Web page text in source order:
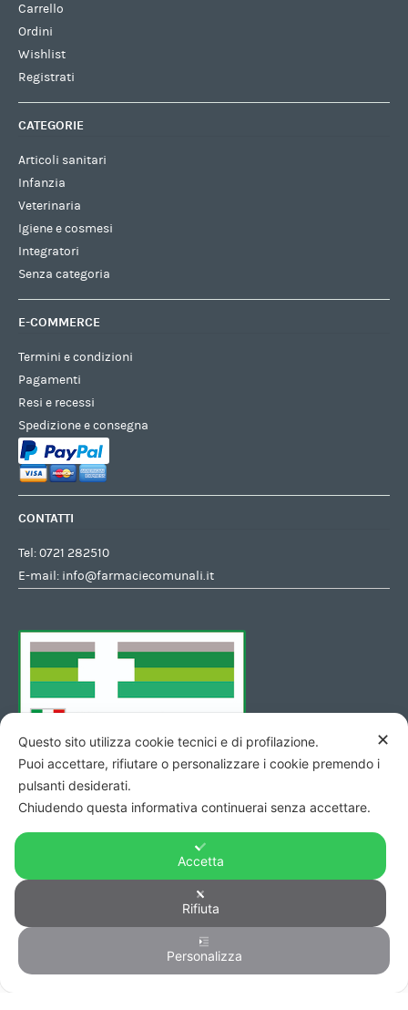
Carrello
Ordini
Wishlist
Registrati
CATEGORIE
Articoli sanitari
Infanzia
Veterinaria
Igiene e cosmesi
Integratori
Senza categoria
E-COMMERCE
Termini e condizioni
Pagamenti
Resi e recessi
Spedizione e consegna
CONTATTI
Tel:0721 282510
E-mail: info@farmaciecomunali.it
Copyright © 2026 - Codice Fiscale/Partita Iva 01423690419 R.E.A.
Privacy Cookie
✕
Questo sito utilizza cookie tecnici e di profilazione.
Puoi accettare, rifiutare o personalizzare i cookie premendo i
pulsanti desiderati.
Chiudendo questa informativa continuerai senza accettare.
Accetta
Rifiuta
Personalizza